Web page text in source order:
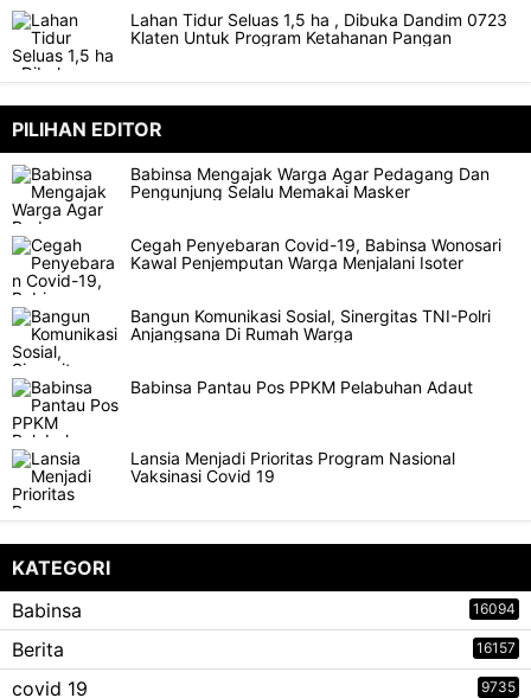
Lahan Tidur Seluas 1,5 ha , Dibuka Dandim 0723
Klaten Untuk Program Ketahanan Pangan
PILIHAN EDITOR
Babinsa Mengajak Warga Agar Pedagang Dan
Pengunjung Selalu Memakai Masker
Cegah Penyebaran Covid-19, Babinsa Wonosari
Kawal Penjemputan Warga Menjalani Isoter
Bangun Komunikasi Sosial, Sinergitas TNI-Polri
Anjangsana Di Rumah Warga
Babinsa Pantau Pos PPKM Pelabuhan Adaut
Lansia Menjadi Prioritas Program Nasional
Vaksinasi Covid 19
KATEGORI
Babinsa
16094
Berita 16157
covid 19 9735